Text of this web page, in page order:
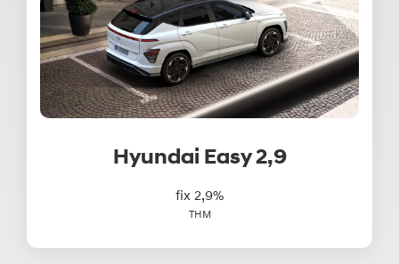
Hyundai Easy 2,9
fix 2,9%
THM